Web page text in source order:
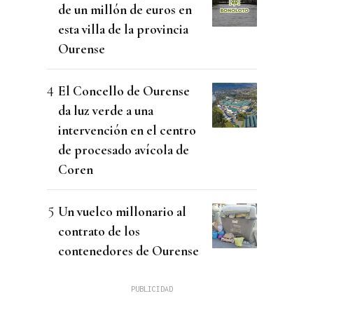
de un millón de euros en
esta villa de la provincia
Ourense
El Concello de Ourense
da luz verde a una
intervención en el centro
de procesado avícola de
Coren
Un vuelco millonario al
contrato de los
contenedores de Ourense